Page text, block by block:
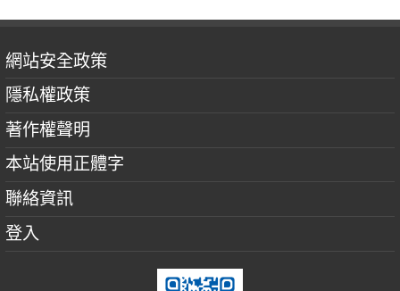
網站安全政策
隱私權政策
著作權聲明
本站使用正體字
聯絡資訊
登入